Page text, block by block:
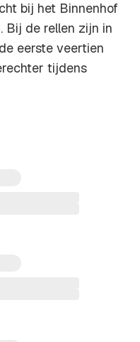
bij het Binnenhof
Bij de rellen zijn in
eerste veertien
tijdens